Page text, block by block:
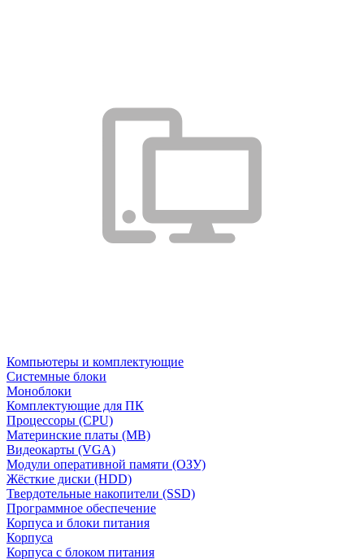
Компьютеры и комплектующие
Системные блоки
Моноблоки
Комплектующие для ПК
Процессоры (CPU)
Материнские платы (MB)
Видеокарты (VGA)
Модули оперативной памяти (ОЗУ)
Жёсткие диски (HDD)
Твердотельные накопители (SSD)
Программное обеспечение
Корпуса и блоки питания
Корпуса
Корпуса с блоком питания